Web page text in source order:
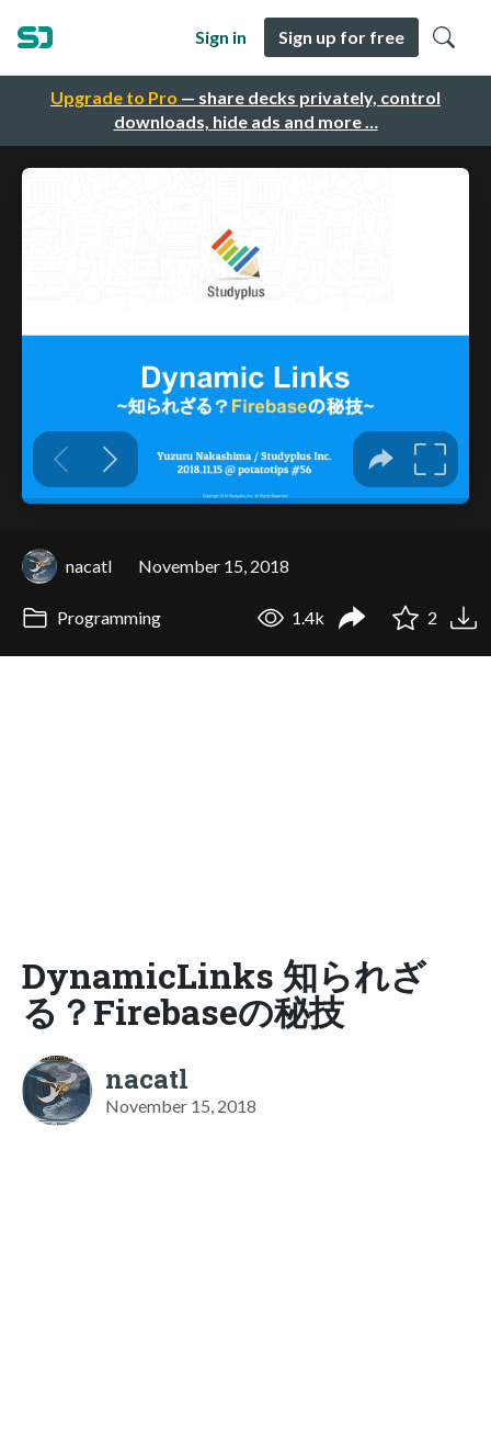
Upgrade to Pro — share decks privately, control
downloads, hide ads and more …
Sign in Sign up for free
nacatl November 15, 2018
Programming 1.4k 2
DynamicLinks 知られざ
る？Firebaseの秘技
nacatl
November 15, 2018